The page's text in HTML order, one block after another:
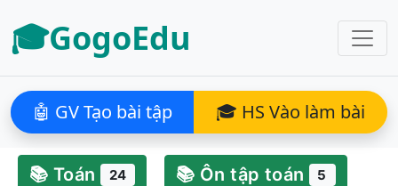
🎓GogoEdu
🤖 GV Tạo bài tập 🎓 HS Vào làm bài
📚 Toán 24 📚 Ôn tập toán 5